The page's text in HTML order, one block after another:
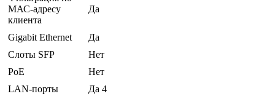
МАС-адресу
клиента
Да
Gigabit Ethernet
Да
Слоты SFP
Нет
PoE
Нет
LAN-порты
Да 4